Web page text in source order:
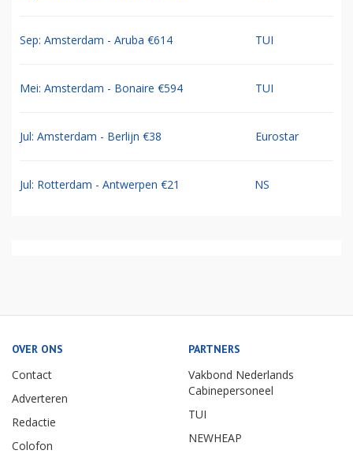
Sep: Amsterdam - Aruba €614 TUI
Mei: Amsterdam - Bonaire €594 TUI
Jul: Amsterdam - Berlijn €38 Eurostar
Jul: Rotterdam - Antwerpen €21 NS
OVER ONS
Contact
Adverteren
Redactie
Colofon
PARTNERS
Vakbond Nederlands
Cabinepersoneel
TUI
NEWHEAP